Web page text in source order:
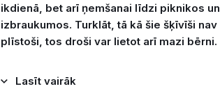
ikdienā, bet arī ņemšanai līdzi piknikos un
izbraukumos. Turklāt, tā kā šie šķīvīši nav
plīstoši, tos droši var lietot arī mazi bērni.
Lasīt vairāk